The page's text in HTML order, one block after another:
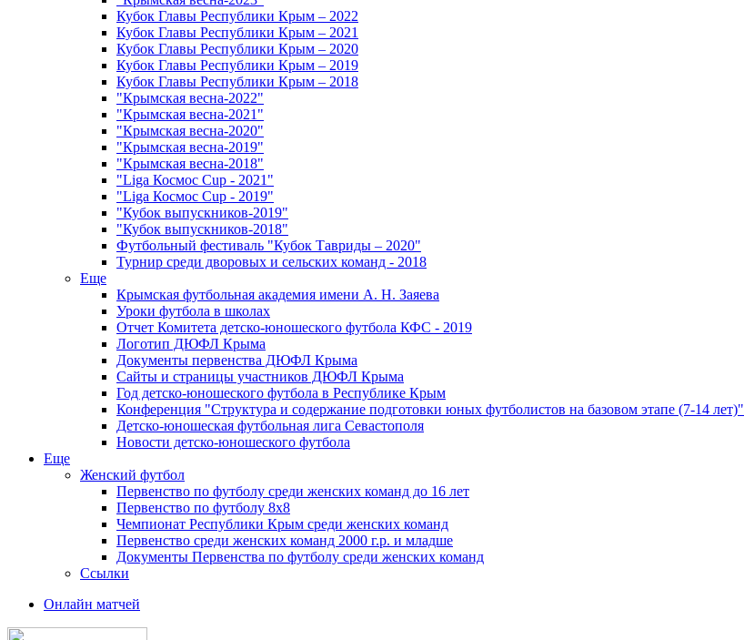
Кубок Главы Республики Крым – 2022
Кубок Главы Республики Крым – 2021
Кубок Главы Республики Крым – 2020
Кубок Главы Республики Крым – 2019
Кубок Главы Республики Крым – 2018
"Крымская весна-2022"
"Крымская весна-2021"
"Крымская весна-2020"
"Крымская весна-2019"
"Крымская весна-2018"
"Liga Космос Cup - 2021"
"Liga Космос Cup - 2019"
"Кубок выпускников-2019"
"Кубок выпускников-2018"
Футбольный фестиваль "Кубок Тавриды – 2020"
Турнир среди дворовых и сельских команд - 2018
Еще
Крымская футбольная академия имени А. Н. Заяева
Уроки футбола в школах
Отчет Комитета детско-юношеского футбола КФС - 2019
Логотип ДЮФЛ Крыма
Документы первенства ДЮФЛ Крыма
Сайты и страницы участников ДЮФЛ Крыма
Год детско-юношеского футбола в Республике Крым
Конференция "Структура и содержание подготовки юных футболистов на базовом этапе (7-14 лет)"
Детско-юношеская футбольная лига Севастополя
Новости детско-юношеского футбола
Еще
Женский футбол
Первенство по футболу среди женских команд до 16 лет
Первенство по футболу 8х8
Чемпионат Республики Крым среди женских команд
Первенство среди женских команд 2000 г.р. и младше
Документы Первенства по футболу среди женских команд
Ссылки
Онлайн матчей